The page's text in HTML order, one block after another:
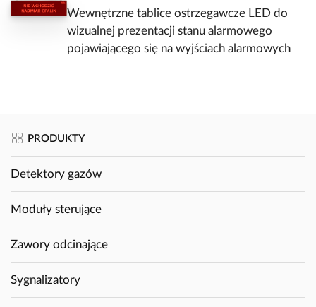
Wewnętrzne tablice ostrzegawcze LED do
wizualnej prezentacji stanu alarmowego
pojawiającego się na wyjściach alarmowych
PRODUKTY
Detektory gazów
Moduły sterujące
Zawory odcinające
Sygnalizatory